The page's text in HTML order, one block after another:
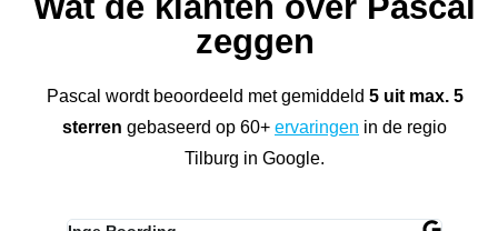
zeggen
Pascal wordt beoordeeld met gemiddeld 5 uit max. 5
sterren gebaseerd op 60+ ervaringen in de regio
Tilburg in Google.